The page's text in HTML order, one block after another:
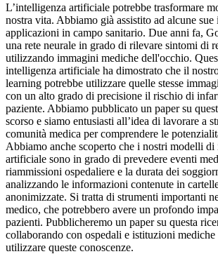
L’intelligenza artificiale potrebbe trasformare
nostra vita. Abbiamo già assistito ad alcune sue
applicazioni in campo sanitario. Due anni fa,
una rete neurale in grado di rilevare sintomi di
utilizzando immagini mediche dell'occhio.
intelligenza artificiale ha dimostrato che il
learning potrebbe utilizzare quelle stesse
con un alto grado di precisione il rischio di
paziente. Abbiamo pubblicato un paper su
scorso e siamo entusiasti all’idea di lavorare a
comunità medica per comprendere le
Abbiamo anche scoperto che i nostri modelli di
artificiale sono in grado di prevedere eventi
riammissioni ospedaliere e la durata dei
analizzando le informazioni contenute in
anonimizzate. Si tratta di strumenti importanti
medico, che potrebbero avere un profondo
pazienti. Pubblicheremo un paper su questa
collaborando con ospedali e istituzioni mediche
utilizzare queste conoscenze.